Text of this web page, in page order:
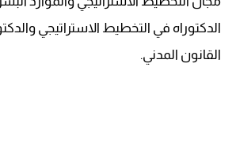
الدكتوراه في التخطيط الاستراتيجي
القانون المدني.